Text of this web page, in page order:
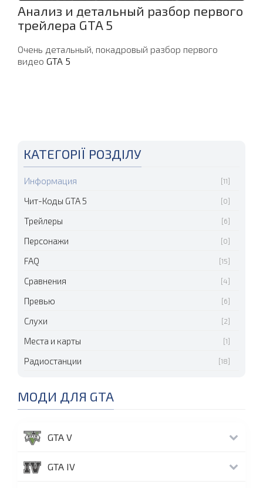
Анализ и детальный разбор первого
трейлера GTA 5
Очень детальный, покадровый разбор первого
видео GTA 5
КАТЕГОРІЇ РОЗДІЛУ
Информация [11]
Чит-Коды GTA 5 [0]
Трейлеры [6]
Персонажи [0]
FAQ [15]
Сравнения [4]
Превью [6]
Слухи [2]
Места и карты [1]
Радиостанции [18]
МОДИ ДЛЯ GTA
GTA V
GTA IV